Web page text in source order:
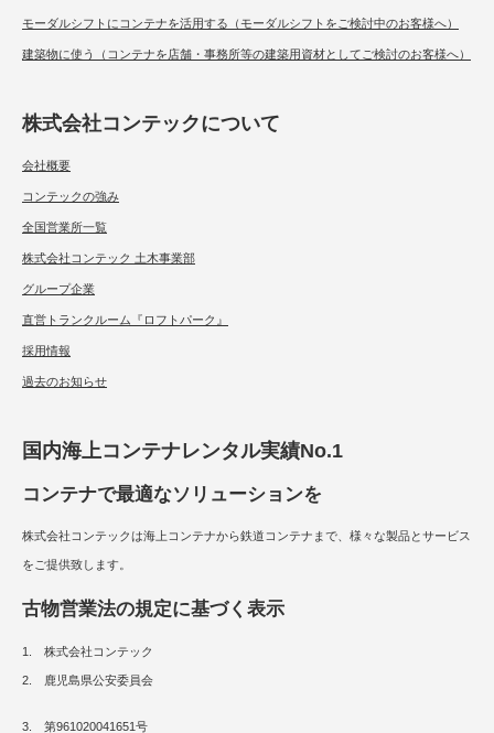
モーダルシフトにコンテナを活用する（モーダルシフトをご検討中のお客様へ）
建築物に使う（コンテナを店舗・事務所等の建築用資材としてご検討のお客様へ）
株式会社コンテックについて
会社概要
コンテックの強み
全国営業所一覧
株式会社コンテック 土木事業部
グループ企業
直営トランクルーム『ロフトパーク』
採用情報
過去のお知らせ
国内海上コンテナレンタル実績No.1
コンテナで最適なソリューションを
株式会社コンテックは海上コンテナから鉄道コンテナまで、様々な製品とサービス
をご提供致します。
古物営業法の規定に基づく表示
1. 株式会社コンテック
2. 鹿児島県公安委員会
3. 第961020041651号